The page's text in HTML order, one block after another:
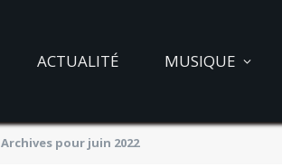
ACTUALITÉ MUSIQUE
Archives pour juin 2022